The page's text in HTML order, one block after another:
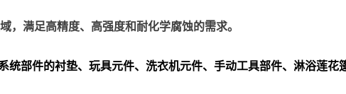
，满足高精度、高强度和耐化学腐蚀的需求。
统部件的衬垫、玩具元件、洗衣机元件、手动工具部件、淋浴莲花